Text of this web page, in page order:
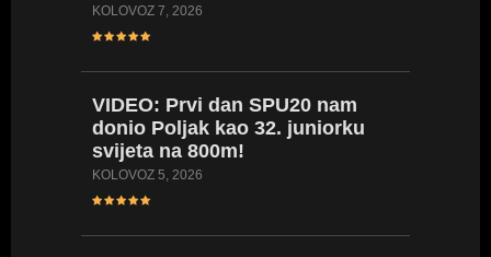
KOLOVOZ 7, 2026
VIDEO: Prvi dan SPU20 nam
donio Poljak kao 32. juniorku
svijeta na 800m!
KOLOVOZ 5, 2026